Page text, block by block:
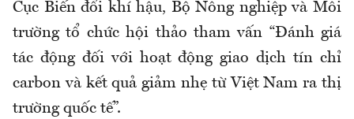
Cục Biến đổi khí hậu, Bộ Nông nghiệp và Môi
trường tổ chức hội thảo tham vấn “Đánh giá
tác động đối với hoạt động giao dịch tín chỉ
carbon và kết quả giảm nhẹ từ Việt Nam ra thị
trường quốc tế”.